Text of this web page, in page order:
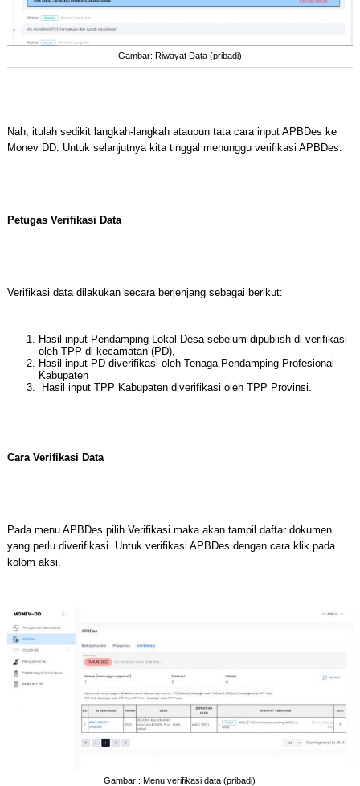
Gambar: Riwayat Data (pribadi)
Nah, itulah sedikit langkah-langkah ataupun tata cara input APBDes ke
Monev DD. Untuk selanjutnya kita tinggal menunggu verifikasi APBDes.
Petugas Verifikasi Data
Verifikasi data dilakukan secara berjenjang sebagai berikut:
Hasil input Pendamping Lokal Desa sebelum dipublish di verifikasi
oleh TPP di kecamatan (PD),
Hasil input PD diverifikasi oleh Tenaga Pendamping Profesional
Kabupaten
Hasil input TPP Kabupaten diverifikasi oleh TPP Provinsi.
Cara Verifikasi Data
Pada menu APBDes pilih Verifikasi maka akan tampil daftar dokumen
yang perlu diverifikasi. Untuk verifikasi APBDes dengan cara klik pada
kolom aksi.
Gambar : Menu verifikasi data (pribadi)